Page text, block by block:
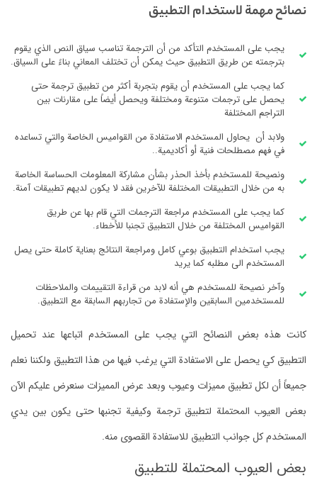
نصائح مهمة لاستخدام التطبيق
يجب على المستخدم التأكد من أن الترجمة تناسب سياق النص الذي يقوم
بترجمته عن طريق التطبيق حيث يمكن أن تختلف المعاني بناءً على السياق.
كما يجب على المستخدم أن يقوم بتجربة أكثر من تطبيق ترجمة حتى
يحصل على ترجمات متنوعة ومختلفة ويحصل أيضاً على مقارنات بين
التراجم المختلفة
ولابد أن يحاول المستخدم الاستفادة من القواميس الخاصة والتي تساعده
في فهم مصطلحات فنية أو أكاديمية..
ونصيحة للمستخدم بأخذ الحذر بشأن مشاركة المعلومات الحساسة الخاصة
به من خلال التطبيقات المختلفة للآخرين فقد لا يكون لديهم تطبيقات آمنة.
كما يجب على المستخدم مراجعة الترجمات التي قام بها عن طريق
القواميس المختلفة من خلال التطبيق تجنبا للأخطاء.
يجب استخدام التطبيق بوعي كامل ومراجعة النتائج بعناية كاملة حتى يصل
المستخدم الى مطلبه كما يريد
وآخر نصيحة للمستخدم هي أنه لابد من قراءة التقييمات والملاحظات
للمستخدمين السابقين والإستفادة من تجاربهم السابقة مع التطبيق.
كانت هذه بعض النصائح التي يجب على المستخدم اتباعها عند تحميل
التطبيق كي يحصل على الاستفادة التي يرغب فيها من هذا التطبيق ولكننا نعلم
جميعاً أن لكل تطبيق مميزات وعيوب وبعد عرض المميزات سنعرض عليكم الآن
بعض العيوب المحتملة لتطبيق ترجمة وكيفية تجنبها حتى يكون بين يدي
المستخدم كل جوانب التطبيق للاستفادة القصوى منه.
بعض العيوب المحتملة للتطبيق